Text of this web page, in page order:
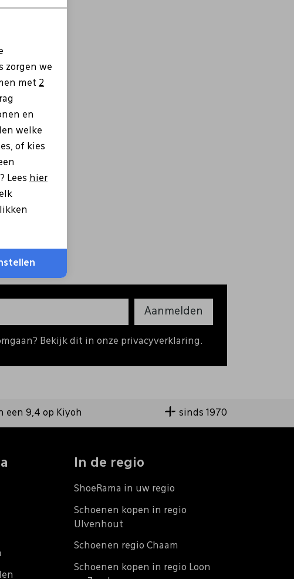
Aanmelden
Bekijk dit in onze privacyverklaring.
een 9,4 op Kiyoh sinds 1970
In de regio
ShoeRama in uw regio
Schoenen kopen in regio
Ulvenhout
Schoenen regio Chaam
Schoenen kopen in regio Loon
zorgen we
met 2
en
welke
of kies
Lees hier